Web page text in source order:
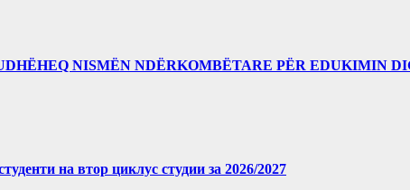
NISMËN NDËRKOMBËTARE PËR EDUKIMIN
на втор циклус студии за 2026/2027